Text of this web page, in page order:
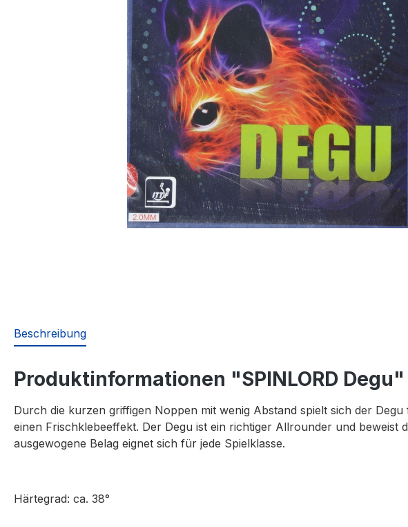
Beschreibung
Produktinformationen "SPINLORD Degu"
Durch die kurzen griffigen Noppen mit wenig Abstand spielt sich der
einen Frischklebeeffekt. Der Degu ist ein richtiger Allrounder und
ausgewogene Belag eignet sich für jede Spielklasse.
Härtegrad: ca. 38°